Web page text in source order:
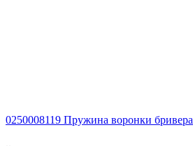
0250008119 Пружина воронки бривера
..